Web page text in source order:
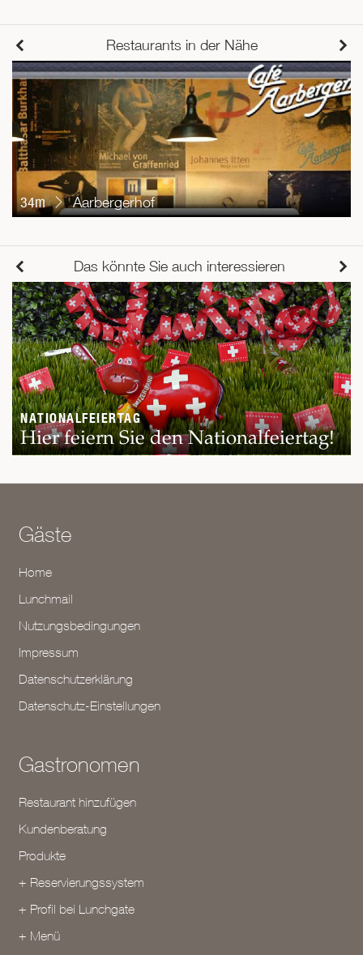
Restaurants in der Nähe
34m Aarbergerhof
Das könnte Sie auch interessieren
NATIONALFEIERTAG
Hier feiern Sie den Nationalfeiertag!
Gäste
Home
Lunchmail
Nutzungsbedingungen
Impressum
Datenschutzerklärung
Datenschutz-Einstellungen
Gastronomen
Restaurant hinzufügen
Kundenberatung
Produkte
+ Reservierungssystem
+ Profil bei Lunchgate
+ Menü